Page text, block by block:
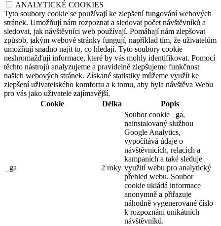
ANALYTICKÉ COOKIES
Tyto soubory cookie se používají ke zlepšení fungování webových
stránek. Umožňují nám rozpoznat a sledovat počet návštěvníků a
sledovat, jak návštěvníci web používají. Pomáhají nám zlepšovat
způsob, jakým webové stránky fungují, například tím, že uživatelům
umožňují snadno najít to, co hledají. Tyto soubory cookie
neshromažďují informace, které by vás mohly identifikovat. Pomocí
těchto nástrojů analyzujeme a pravidelně zlepšujeme funkčnost
našich webových stránek. Získané statistiky můžeme využít ke
zlepšení uživatelského komfortu a k tomu, aby byla návštěva Webu
pro vás jako uživatele zajímavější.
Cookie
Délka Popis
_ga 2 roky
Soubor cookie _ga,
nainstalovaný službou
Google Analytics,
vypočítává údaje o
návštěvnících, relacích a
kampaních a také sleduje
využití webu pro analytický
přehled webu. Soubor
cookie ukládá informace
anonymně a přiřazuje
náhodně vygenerované číslo
k rozpoznání unikátních
návštěvníků.